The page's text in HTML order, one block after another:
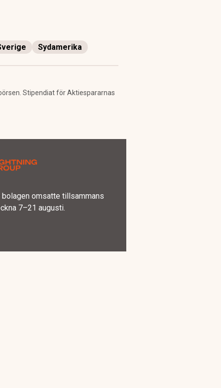
Sydamerika
Stipendiat för Aktiespararnas
omsatte tillsammans
7–21 augusti.